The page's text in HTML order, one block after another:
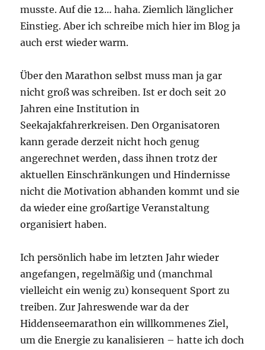
musste. Auf die 12… haha. Ziemlich länglicher
Einstieg. Aber ich schreibe mich hier im Blog ja
auch erst wieder warm.
Über den Marathon selbst muss man ja gar
nicht groß was schreiben. Ist er doch seit 20
Jahren eine Institution in
Seekajakfahrerkreisen. Den Organisatoren
kann gerade derzeit nicht hoch genug
angerechnet werden, dass ihnen trotz der
aktuellen Einschränkungen und Hindernisse
nicht die Motivation abhanden kommt und sie
da wieder eine großartige Veranstaltung
organisiert haben.
Ich persönlich habe im letzten Jahr wieder
angefangen, regelmäßig und (manchmal
vielleicht ein wenig zu) konsequent Sport zu
treiben. Zur Jahreswende war da der
Hiddenseemarathon ein willkommenes Ziel,
um die Energie zu kanalisieren – hatte ich doch